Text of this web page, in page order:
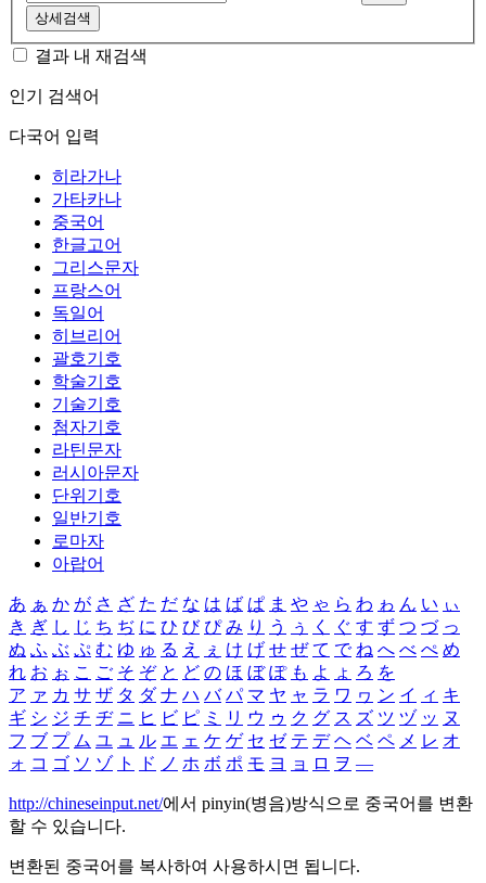
상세검색
결과 내 재검색
인기 검색어
다국어 입력
히라가나
가타카나
중국어
한글고어
그리스문자
프랑스어
독일어
히브리어
괄호기호
학술기호
기술기호
첨자기호
라틴문자
러시아문자
단위기호
일반기호
로마자
아랍어
あ ぁ か が さ ざ た だ な は ば ぱ ま や ゃ ら わ ゎ ん い ぃ
き ぎ し じ ち ぢ に ひ び ぴ み り う ぅ く ぐ す ず つ づ っ
ぬ ふ ぶ ぷ む ゆ ゅ る え ぇ け げ せ ぜ て で ね へ べ ぺ め
れ お ぉ こ ご そ ぞ と ど の ほ ぼ ぽ も よ ょ ろ を
ア ァ カ サ ザ タ ダ ナ ハ バ パ マ ヤ ャ ラ ワ ヮ ン イ ィ キ
ギ シ ジ チ ヂ ニ ヒ ビ ピ ミ リ ウ ゥ ク グ ス ズ ツ ヅ ッ ヌ
フ ブ プ ム ユ ュ ル エ ェ ケ ゲ セ ゼ テ デ ヘ ベ ペ メ レ オ
ォ コ ゴ ソ ゾ ト ド ノ ホ ボ ポ モ ヨ ョ ロ ヲ ―
http://chineseinput.net/에서 pinyin(병음)방식으로 중국어를 변환
할 수 있습니다.
변환된 중국어를 복사하여 사용하시면 됩니다.